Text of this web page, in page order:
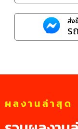
ส่ง
ร
ผลงานล่าสุด